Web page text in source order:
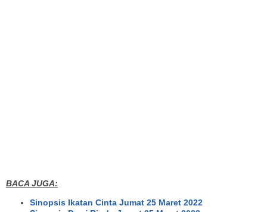
BACA JUGA:
Sinopsis Ikatan Cinta Jumat 25 Maret 2022